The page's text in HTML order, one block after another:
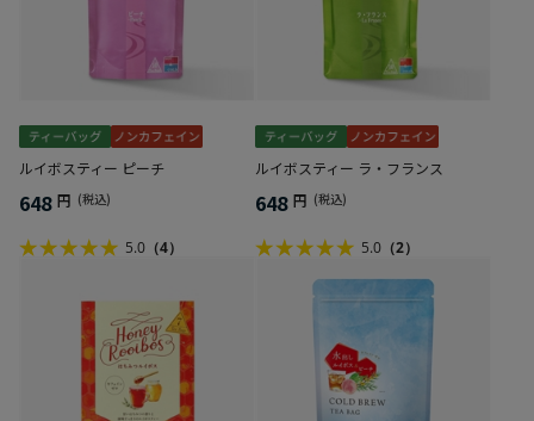
ルイボスティー ピーチ
648 円 (税込)
5.0 （4）
ルイボスティー ラ・フランス
648 円 (税込)
5.0 （2）